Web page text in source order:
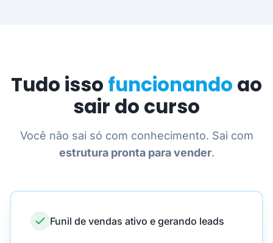
Tudo isso funcionando ao
sair do curso
Você não sai só com conhecimento. Sai com
estrutura pronta para vender.
Funil de vendas ativo e gerando leads